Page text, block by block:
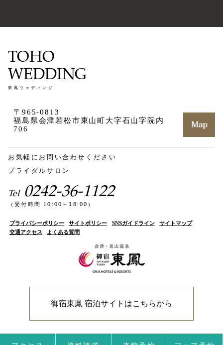
TOHO
WEDDING
東鳳ウェディング
〒965-0813
福島県会津若松市東山町大字石山字院内
706
お気軽にお問い合わせください
ブライダルサロン
Tel 0242-36-1122
（受付時間 10:00～18:00）
プライバシーポリシー サイトポリシー SNSガイドライン
サイトマップ
交通アクセス
よくある質問
御宿東鳳 宿泊サイトはこちらから